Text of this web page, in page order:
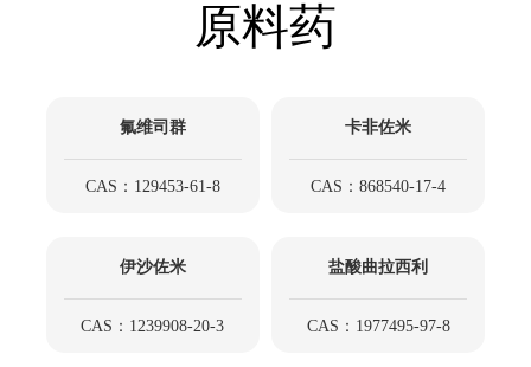
原料药
氟维司群
CAS：129453-61-8
卡非佐米
CAS：868540-17-4
伊沙佐米
CAS：1239908-20-3
盐酸曲拉西利
CAS：1977495-97-8